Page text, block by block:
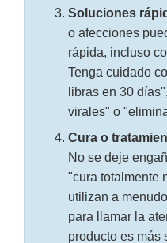
Soluciones
o afecciones
rápida, incluso
Tenga cuidado
libras en 30
virales" o
Cura o
No se deje
"cura totalmente
utilizan a
para llamar la
producto es más